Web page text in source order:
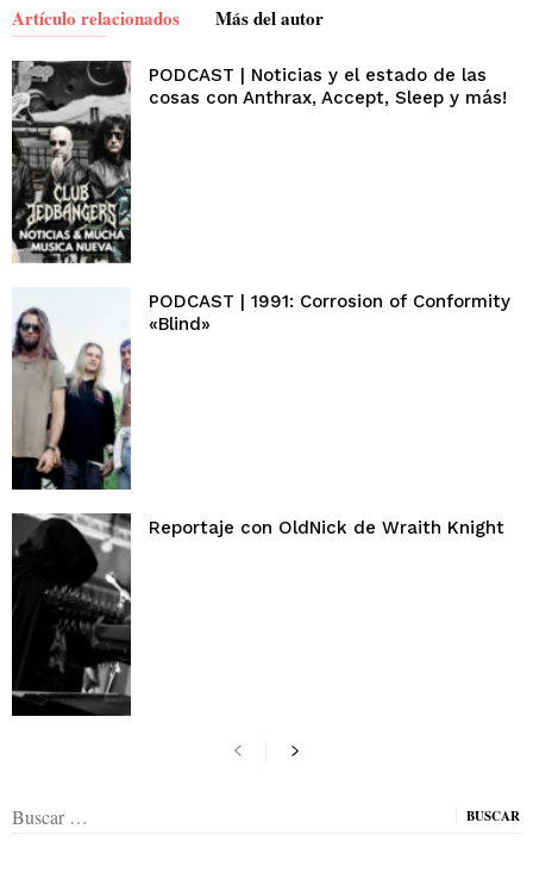
Artículo relacionados Más del autor
PODCAST | Noticias y el estado de las
cosas con Anthrax, Accept, Sleep y más!
PODCAST | 1991: Corrosion of Conformity
«Blind»
Reportaje con OldNick de Wraith Knight
Buscar: